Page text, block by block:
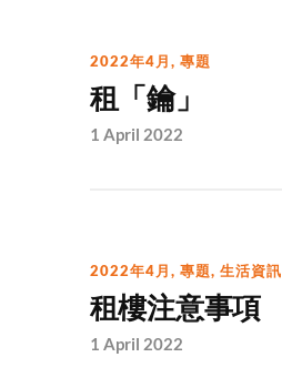
2022年4月, 專題
租「鑰」
1 April 2022
2022年4月, 專題, 生活資訊
租樓注意事項
1 April 2022